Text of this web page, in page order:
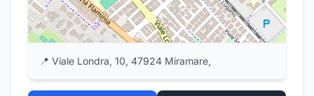
📍 Viale Londra, 10, 47924 Miramare,